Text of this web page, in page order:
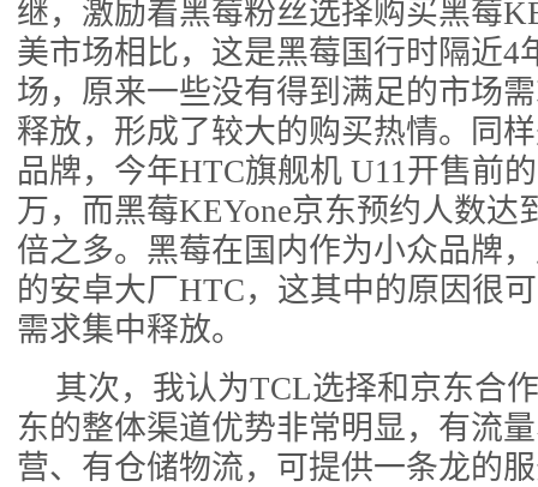
继，激励着黑莓粉丝选择购买黑莓
美市场相比，这是黑莓国行时隔近4
场，原来一些没有得到满足的市场
释放，形成了较大的购买热情。同
品牌，今年HTC旗舰机 U11开售前
万，而黑莓KEYone京东预约人数达
倍之多。黑莓在国内作为小众品牌
的安卓大厂HTC，这其中的原因很
需求集中释放。
其次，我认为TCL选择和京东合
东的整体渠道优势非常明显，有流
营、有仓储物流，可提供一条龙的